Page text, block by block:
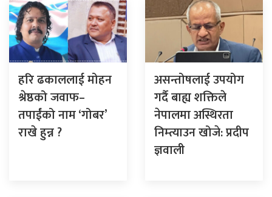
हरि ढकाललाई मोहन
श्रेष्ठको जवाफ–
तपाईंको नाम ‘गोबर’
राखे हुन्न ?
असन्तोषलाई उपयोग
गर्दै बाह्य शक्तिले
नेपालमा अस्थिरता
निम्त्याउन खोजे: प्रदीप
ज्ञवाली